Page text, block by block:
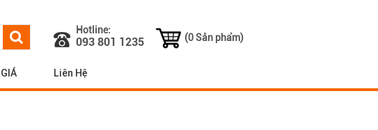
Hotline:
093 801 1235 (0 Sản phẩm)
Liên Hệ